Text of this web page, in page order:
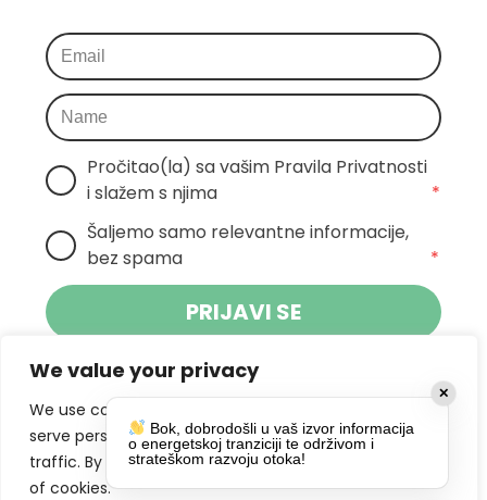
We value your privacy
We use cookies to enhance your browsing experience,
serve personalized ads or content, and analyze our
traffic. By clicking "Accept All", you consent to our use
of cookies.
Pročitao(la) sa vašim Pravila Privatnosti
i slažem s njima
*
Šaljemo samo relevantne informacije,
bez spama
*
PRIJAVI SE
Klikom na gumb dajete suglasnost za
primanje novosti Pokreta Otoka te se
slažete spolitikom privatnosti.
✕
Bok, dobrodošli u vaš izvor informacija
o energetskoj tranziciji te održivom i
strateškom razvoju otoka!